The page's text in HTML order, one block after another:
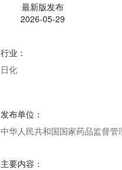
最新版发布
2026-05-29
行业 ：
日化
发布单位 ：
中华人民共和国国家药品监督管
主要内容 ：